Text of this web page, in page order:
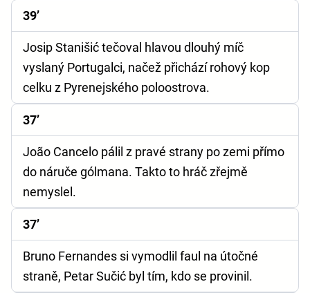
39’
Josip Stanišić tečoval hlavou dlouhý míč
vyslaný Portugalci, načež přichází rohový kop
celku z Pyrenejského poloostrova.
37’
João Cancelo pálil z pravé strany po zemi přímo
do náruče gólmana. Takto to hráč zřejmě
nemyslel.
37’
Bruno Fernandes si vymodlil faul na útočné
straně, Petar Sučić byl tím, kdo se provinil.